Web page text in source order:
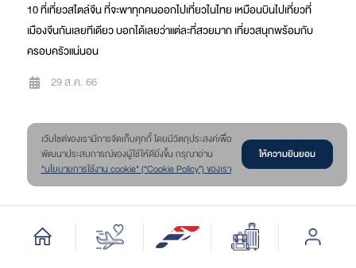
10 ที่เที่ยวสไตล์จีน ที่จะพาทุกคนออกไปเที่ยวในไทย เหมือนบินไปเที่ยวที่
เมืองจีนกันเลยทีเดียว บอกได้เลยว่าแต่ละที่สวยมาก เที่ยวสนุกพร้อมกับ
ครอบครัวแน่นอน
29 ส.ค. 66
เว๊บไซต์ของเรามีการจัดเก็บคุกกี้ โดยมีวัตถุประสงค์เพื่อ
พัฒนาประสบการณ์ของผู้ใช้ให้ดียิ่งขึ้น กรุณาอ่าน
"นโยบายการใช้งาน cookie" (“Cookie Policy”) ของเรา
ให้ความยินยอม